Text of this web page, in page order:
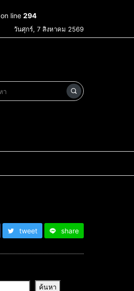
on line 294
วันศุกร์, 7 สิงหาคม 2569
tweet share
ค้นหา